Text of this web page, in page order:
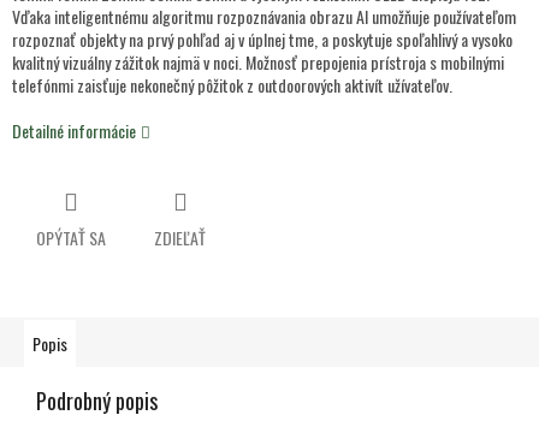
Vďaka inteligentnému algoritmu rozpoznávania obrazu AI umožňuje používateľom
rozpoznať objekty na prvý pohľad aj v úplnej tme, a poskytuje spoľahlivý a vysoko
kvalitný vizuálny zážitok najmä v noci. Možnosť prepojenia prístroja s mobilnými
telefónmi zaisťuje nekonečný pôžitok z outdoorových aktivít užívateľov.
Detailné informácie
OPÝTAŤ SA ZDIEĽAŤ
Popis
Podrobný popis